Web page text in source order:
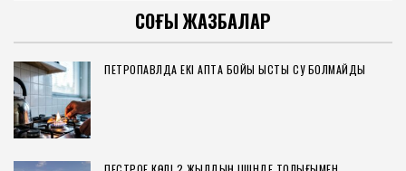
СОҢҒЫ ЖАЗБАЛАР
ПЕТРОПАВЛДА ЕКІ АПТА БОЙЫ ЫСТЫҚ СУ БОЛМАЙДЫ